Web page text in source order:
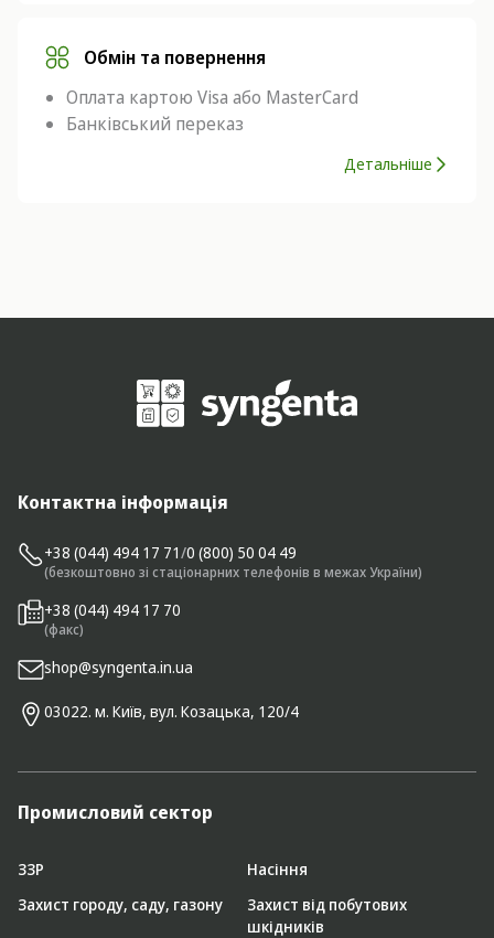
Обмін та повернення
Оплата картою Visa або MasterCard
Банківський переказ
Детальніше
Контактна інформація
+38 (044) 494 17 71/0 (800) 50 04 49
(безкоштовно зі стаціонарних телефонів в межах України)
+38 (044) 494 17 70
(факс)
shop@syngenta.in.ua
03022. м. Київ, вул. Козацька, 120/4
Промисловий сектор
ЗЗР
Насіння
Захист городу, саду, газону
Захист від побутових
шкідників